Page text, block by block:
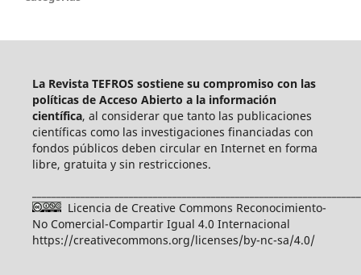
La Revista TEFROS sostiene su compromiso con las
políticas de Acceso Abierto a la información
científica, al considerar que tanto las publicaciones
científicas como las investigaciones financiadas con
fondos públicos deben circular en Internet en forma
libre, gratuita y sin restricciones.
Licencia de Creative Commons Reconocimiento-
No Comercial-Compartir Igual 4.0 Internacional
https://creativecommons.org/licenses/by-nc-sa/4.0/